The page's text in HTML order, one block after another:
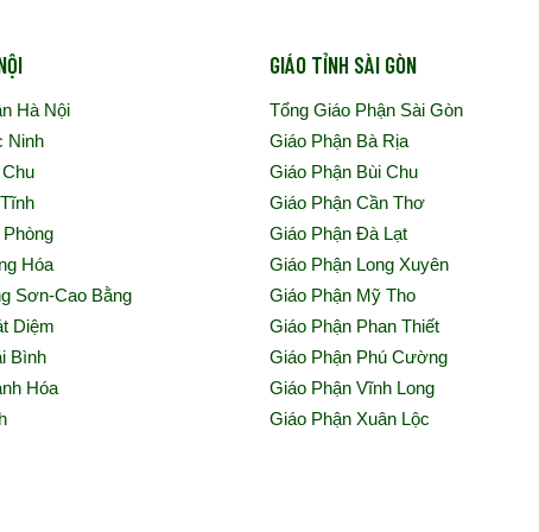
Hà Nội
Ninh
Hóa
Sơn-Cao Bằng
Diệm
Bình
Hóa
GIÁO TỈNH SÀI GÒN
Tổng Giáo Phận Sài Gòn
Giáo Phận Bà Rịa
Giáo Phận Bùi Chu
Giáo Phận Cần Thơ
Giáo Phận Đà Lạt
Giáo Phận Long Xuyên
Giáo Phận Mỹ Tho
Giáo Phận Phan Thiết
Giáo Phận Phú Cường
Giáo Phận Vĩnh Long
Giáo Phận Xuân Lộc